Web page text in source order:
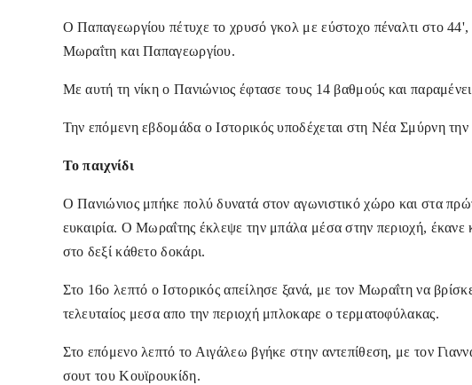
Ο Παπαγεωργίου πέτυχε το χρυσό γκολ με εύστοχο πέναλτι στο 44',
Μωραΐτη και Παπαγεωργίου.
Με αυτή τη νίκη ο Πανιώνιος έφτασε τους 14 βαθμούς και
Την επόμενη εβδομάδα ο Ιστορικός υποδέχεται στη Νέα Σμύρνη
Το παιχνίδι
Ο Πανιώνιος μπήκε πολύ δυνατά στον αγωνιστικό χώρο και στα
ευκαιρία. Ο Μωραΐτης έκλεψε την μπάλα μέσα στην περιοχή, έκανε
στο δεξί κάθετο δοκάρι.
Στο 16ο λεπτό ο Ιστορικός απείλησε ξανά, με τον Μωραΐτη να
τελευταίος μεσα απο την περιοχή μπλοκαρε ο τερματοφύλακας.
Στο επόμενο λεπτό το Αιγάλεω βγήκε στην αντεπίθεση, με τον
σουτ του Κουϊρουκίδη.